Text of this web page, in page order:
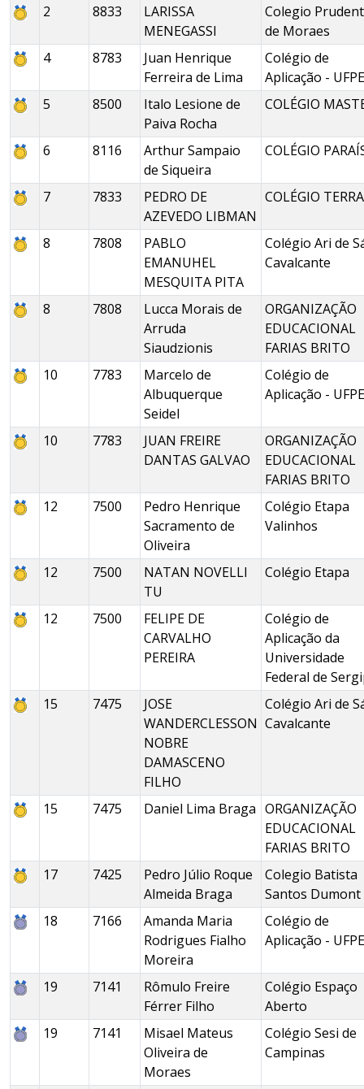
2
8833
LARISSA
MENEGASSI
Colegio
de Moraes
4
8783
Juan Henrique
Ferreira de Lima
Colégio de
Aplicação - UFPE
5
8500
Italo Lesione de
Paiva Rocha
COLÉGIO
6 8116
Arthur Sampaio
de Siqueira
COLÉGIO
7 7833
PEDRO DE
AZEVEDO LIBMAN
COLÉGIO
8 7808
PABLO
EMANUHEL
MESQUITA PITA
Colégio Ari de
Cavalcante
8 7808
Lucca Morais de
Arruda
Siaudzionis
ORGANIZAÇÃO
EDUCACIONAL
FARIAS BRITO
10
7783
Marcelo de
Albuquerque
Seidel
Colégio de
Aplicação - UFPE
10 7783
JUAN FREIRE
DANTAS GALVAO
ORGANIZAÇÃO
EDUCACIONAL
FARIAS BRITO
12
7500
Pedro Henrique
Sacramento de
Oliveira
Colégio Etapa
Valinhos
12 7500
NATAN NOVELLI
TU
Colégio Etapa
12 7500
FELIPE DE
CARVALHO
PEREIRA
Colégio de
Aplicação da
Universidade
Federal de
15
7475
JOSE
WANDERCLESSON
NOBRE
DAMASCENO
FILHO
Colégio Ari de
Cavalcante
15 7475 Daniel Lima Braga ORGANIZAÇÃO
EDUCACIONAL
FARIAS BRITO
17
7425
Pedro Júlio Roque
Almeida Braga
Colegio Batista
Santos Dumont
18
7166
Amanda Maria
Rodrigues Fialho
Moreira
Colégio de
Aplicação - UFPE
19 7141
Rômulo Freire
Férrer Filho
Colégio Espaço
Aberto
19
7141
Misael Mateus
Oliveira de
Moraes
Colégio Sesi de
Campinas